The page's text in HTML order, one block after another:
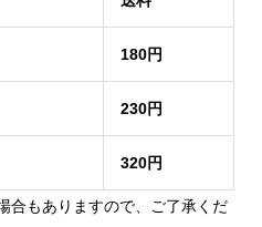
180円
230円
320円
合もありますので、ご了承くだ